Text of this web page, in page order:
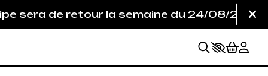
la semaine du 24/08/26. Seule la